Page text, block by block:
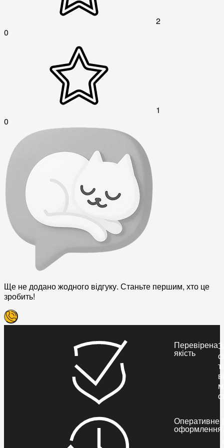
2
0
1
0
Ще не додано жодного відгуку. Станьте першим, хто це
зробить!
Перевірена
якість
Оперативне
оформлення